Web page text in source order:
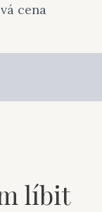
cena
líbit